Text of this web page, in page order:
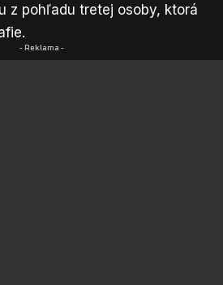
z pohľadu tretej osoby, ktorá
- Reklama -